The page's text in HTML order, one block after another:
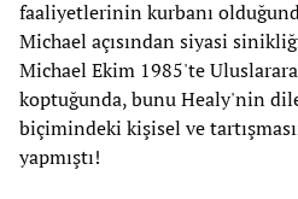
faaliyetlerinin kurbanı
Michael açısından siyasi
Michael Ekim 1985'te
koptuğunda, bunu Healy'nin
biçimindeki kişisel ve
yapmıştı!